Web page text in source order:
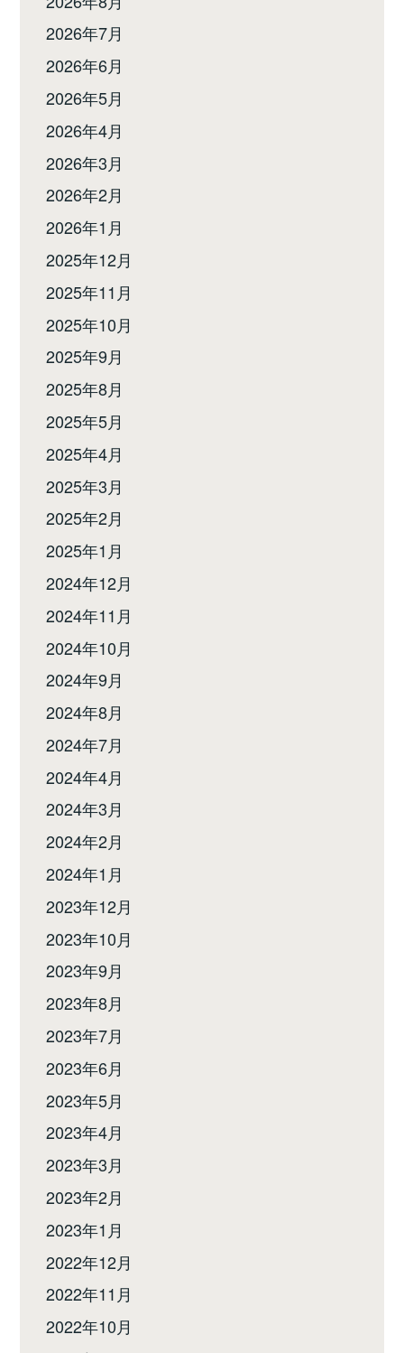
2026年7月
2026年6月
2026年5月
2026年4月
2026年3月
2026年2月
2026年1月
2025年12月
2025年11月
2025年10月
2025年9月
2025年8月
2025年5月
2025年4月
2025年3月
2025年2月
2025年1月
2024年12月
2024年11月
2024年10月
2024年9月
2024年8月
2024年7月
2024年4月
2024年3月
2024年2月
2024年1月
2023年12月
2023年10月
2023年9月
2023年8月
2023年7月
2023年6月
2023年5月
2023年4月
2023年3月
2023年2月
2023年1月
2022年12月
2022年11月
2022年10月